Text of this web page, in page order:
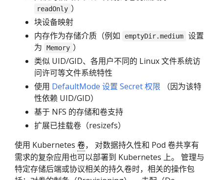
readOnly ）
块设备映射
内存作为存储介质（例如
emptyDir.medium
设置
为
Memory ）
类似 UID/GID、各用户不同的 Linux 文件系统访
问许可等文件系统特性
使用 DefaultMode 设置 Secret 权限 （因为该特
性依赖 UID/GID）
基于 NFS 的存储和卷支持
扩展已挂载卷（resizefs）
使用 Kubernetes 卷， 对数据持久性和 Pod 卷共享有
需求的复杂应用也可以部署到 Kubernetes 上。 管理与
特定存储后端或协议相关的持久卷时，相关的操作包